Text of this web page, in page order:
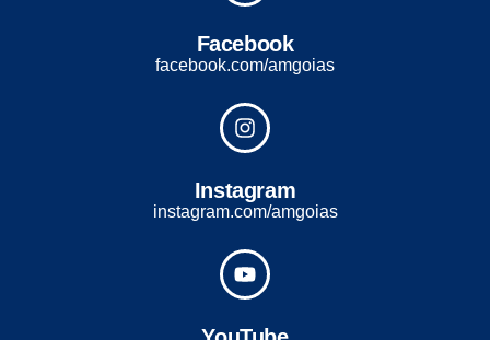
Facebook
facebook.com/amgoias
Instagram
instagram.com/amgoias